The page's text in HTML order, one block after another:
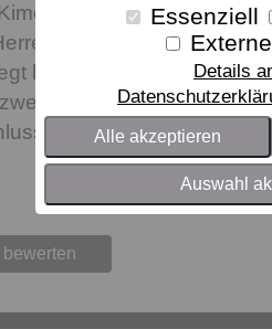
Essenziell
Details
Alle akzeptieren
Auswahl
aus
Der weiche
luftig leicht auf der Haut.
aufgesetzte Taschen.
Innentasche.